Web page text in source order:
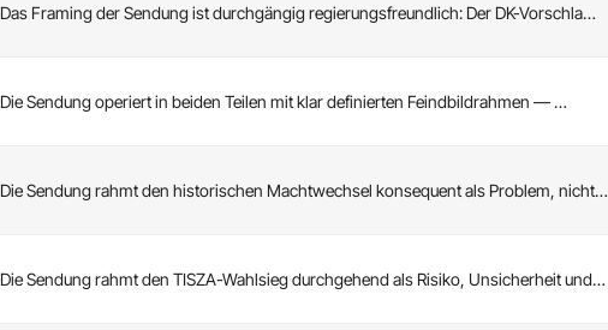
Das Framing der Sendung ist durchgängig regierungsfreundlich: Der DK-Vorschla…
Die Sendung operiert in beiden Teilen mit klar definierten Feindbildrahmen — …
Die Sendung rahmt den historischen Machtwechsel konsequent als Problem, nicht…
Die Sendung rahmt den TISZA-Wahlsieg durchgehend als Risiko, Unsicherheit und…